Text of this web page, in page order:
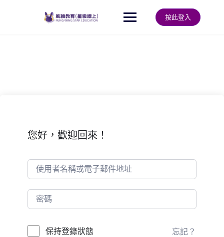
按此登入
您好，歡迎回來！
保持登錄狀態 忘記？